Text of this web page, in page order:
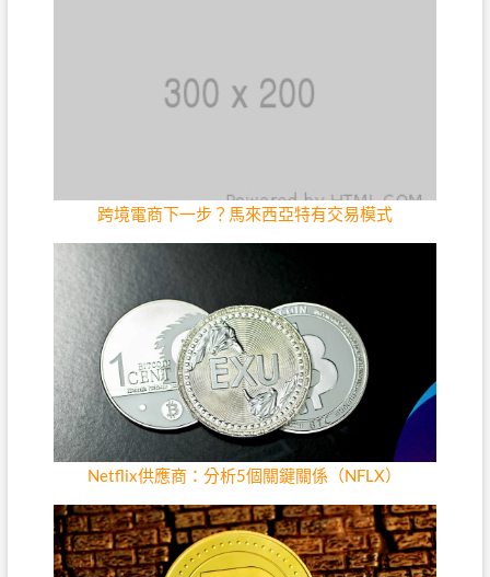
跨境電商下一步？馬來西亞特有交易模式
Netflix供應商：分析5個關鍵關係（NFLX）